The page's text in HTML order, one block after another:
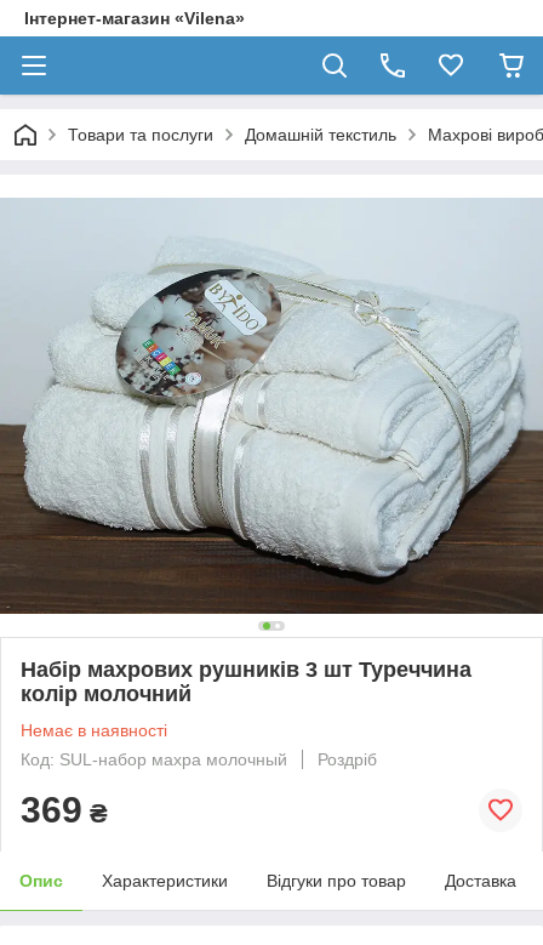
Інтернет-магазин «Vilena»
Товари та послуги Домашній текстиль Махрові
Набір махрових рушників 3 шт Туреччина
колір молочний
Немає в наявності
Код: SUL-набор махра молочный
Роздріб
369 ₴
Опис Характеристики Відгуки про товар Доставка